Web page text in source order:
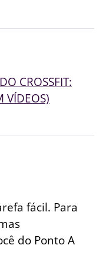
CROSSFIT:
VÍDEOS)
fácil. Para
do Ponto A